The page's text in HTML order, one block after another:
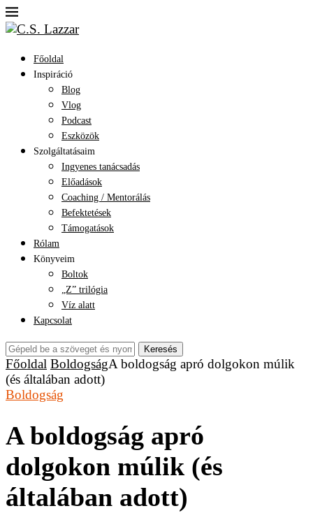
Főoldal
Inspiráció
Blog
Vlog
Podcast
Eszközök
Szolgáltatásaim
Ingyenes tanácsadás
Előadások
Coaching / Mentorálás
Befektetések
Támogatások
Rólam
Könyveim
Boltok
„Z” trilógia
Víz alatt
Kapcsolat
Keresés
Főoldal BoldogságA boldogság apró dolgokon múlik
(és általában adott)
Boldogság
A boldogság apró
dolgokon múlik (és
általában adott)